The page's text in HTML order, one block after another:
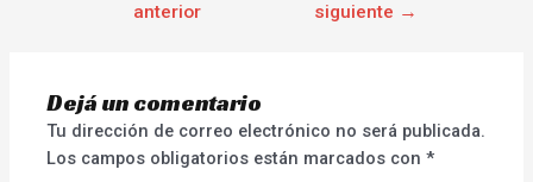
anterior
siguiente →
Dejá un comentario
Tu dirección de correo electrónico no será publicada.
Los campos obligatorios están marcados con*